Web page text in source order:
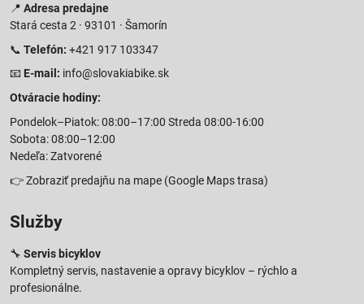
📍 Adresa predajne
Stará cesta 2 · 93101 · Šamorín
📞 Telefón: +421 917 103347
📧 E-mail: info@slovakiabike.sk
Otváracie hodiny:
Pondelok–Piatok: 08:00–17:00 Streda 08:00-16:00
Sobota: 08:00–12:00
Nedeľa: Zatvorené
👉Zobraziť predajňu na mape (Google Maps trasa)
Služby
🔧 Servis bicyklov
Kompletný servis, nastavenie a opravy bicyklov – rýchlo a
profesionálne.